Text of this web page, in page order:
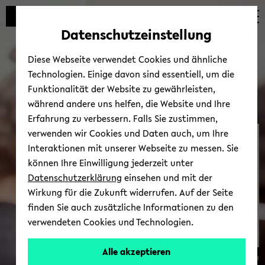
Automatische
vermeiden
zum
wechseln
zum
wechseln
zum
wechseln
Hoch­schul­di­dak­tik & Leh­
r­ent­wick­lung
© Uni­ver­si­tät Bie­le­feld
Datenschutzeinstellung
Diese Webseite verwendet Cookies und ähnliche
Technologien. Einige davon sind essentiell, um die
Funktionalität der Website zu gewährleisten,
während andere uns helfen, die Website und Ihre
Erfahrung zu verbessern. Falls Sie zustimmen,
verwenden wir Cookies und Daten auch, um Ihre
Interaktionen mit unserer Webseite zu messen. Sie
können Ihre Einwilligung jederzeit unter
Datenschutzerklärung einsehen und mit der
Wirkung für die Zukunft widerrufen. Auf der Seite
finden Sie auch zusätzliche Informationen zu den
verwendeten Cookies und Technologien.
Alle akzeptieren